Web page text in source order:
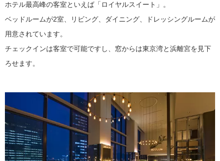
ホテル最高峰の客室といえば「ロイヤルスイート」。
ベッドルームが2室、リビング、ダイニング、ドレッシングルームが
用意されています。
チェックインは客室で可能ですし、窓からは東京湾と浜離宮を見下
ろせます。